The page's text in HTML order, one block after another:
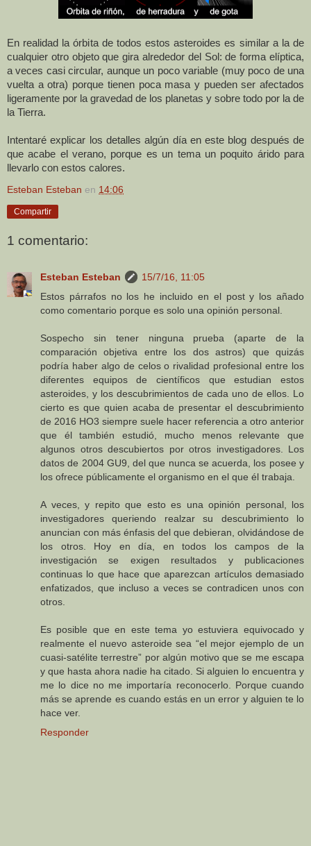
En realidad la órbita de todos estos asteroides es similar a la de
cualquier otro objeto que gira alrededor del Sol: de forma elíptica,
a veces casi circular, aunque un poco variable (muy poco de una
vuelta a otra) porque tienen poca masa y pueden ser afectados
ligeramente por la gravedad de los planetas y sobre todo por la de
la Tierra.
Intentaré explicar los detalles algún día en este blog después de
que acabe el verano, porque es un tema un poquito árido para
llevarlo con estos calores.
Esteban Esteban en 14:06
Compartir
1 comentario:
Esteban Esteban
15/7/16, 11:05
Estos párrafos no los he incluido en el post y los añado
como comentario porque es solo una opinión personal.
Sospecho sin tener ninguna prueba (aparte de la
comparación objetiva entre los dos astros) que quizás
podría haber algo de celos o rivalidad profesional entre los
diferentes equipos de científicos que estudian estos
asteroides, y los descubrimientos de cada uno de ellos. Lo
cierto es que quien acaba de presentar el descubrimiento
de 2016 HO3 siempre suele hacer referencia a otro anterior
que él también estudió, mucho menos relevante que
algunos otros descubiertos por otros investigadores. Los
datos de 2004 GU9, del que nunca se acuerda, los posee y
los ofrece públicamente el organismo en el que él trabaja.
A veces, y repito que esto es una opinión personal, los
investigadores queriendo realzar su descubrimiento lo
anuncian con más énfasis del que debieran, olvidándose de
los otros. Hoy en día, en todos los campos de la
investigación se exigen resultados y publicaciones
continuas lo que hace que aparezcan artículos demasiado
enfatizados, que incluso a veces se contradicen unos con
otros.
Es posible que en este tema yo estuviera equivocado y
realmente el nuevo asteroide sea “el mejor ejemplo de un
cuasi-satélite terrestre” por algún motivo que se me escapa
y que hasta ahora nadie ha citado. Si alguien lo encuentra y
me lo dice no me importaría reconocerlo. Porque cuando
más se aprende es cuando estás en un error y alguien te lo
hace ver.
Responder